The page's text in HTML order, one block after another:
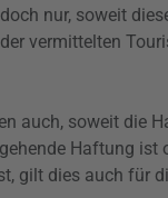
nur, soweit
vermittelten
auch, soweit die
Haftung
gilt dies auch für